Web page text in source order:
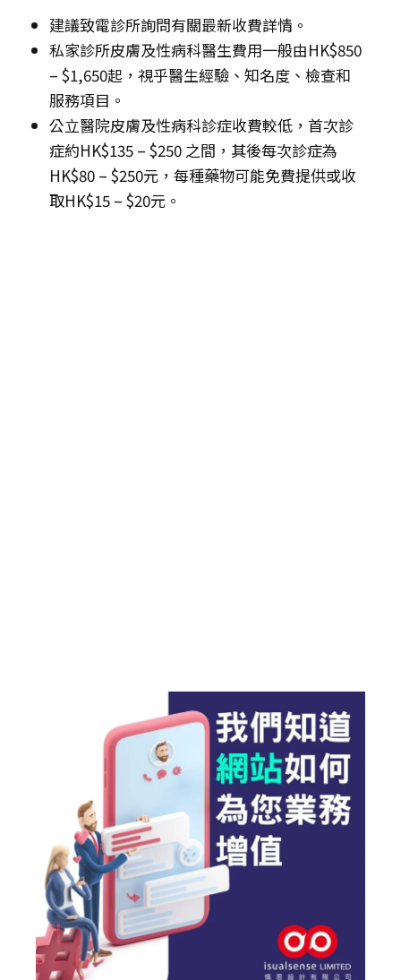
建議致電診所詢問有關最新收費詳情。
私家診所皮膚及性病科醫生費用一般由HK$850
– $1,650起，視乎醫生經驗、知名度、檢查和
服務項目。
公立醫院皮膚及性病科診症收費較低，首次診
症約HK$135 – $250 之間，其後每次診症為
HK$80 – $250元，每種藥物可能免費提供或收
取HK$15 – $20元。